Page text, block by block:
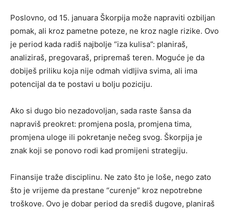
Poslovno, od 15. januara Škorpija može napraviti ozbiljan
pomak, ali kroz pametne poteze, ne kroz nagle rizike. Ovo
je period kada radiš najbolje “iza kulisa”: planiraš,
analiziraš, pregovaraš, pripremaš teren. Moguće je da
dobiješ priliku koja nije odmah vidljiva svima, ali ima
potencijal da te postavi u bolju poziciju.
Ako si dugo bio nezadovoljan, sada raste šansa da
napraviš preokret: promjena posla, promjena tima,
promjena uloge ili pokretanje nečeg svog. Škorpija je
znak koji se ponovo rodi kad promijeni strategiju.
Finansije traže disciplinu. Ne zato što je loše, nego zato
što je vrijeme da prestane “curenje” kroz nepotrebne
troškove. Ovo je dobar period da središ dugove, planiraš